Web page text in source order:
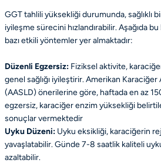
GGT tahlili yüksekliği durumunda, sağlıklı
iyileşme sürecini hızlandırabilir. Aşağıda
bazı etkili yöntemler yer almaktadır:
Düzenli Egzersiz: Fiziksel aktivite,
genel sağlığı iyileştirir. Amerikan Karaciğer
(AASLD) önerilerine göre, haftada en az
egzersiz, karaciğer enzim yüksekliği
sonuçlar vermektedir
Uyku Düzeni: Uyku eksikliği, karaciğerin
yavaşlatabilir. Günde 7-8 saatlik kaliteli
azaltabilir.